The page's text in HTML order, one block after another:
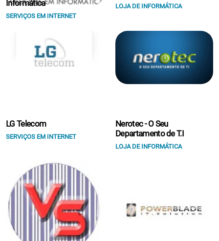
Informática
SERVIÇOS EM INTERNET
LOJA DE INFORMÁTICA
LG Telecom
SERVIÇOS EM INTERNET
Nerotec - O Seu
Departamento de T.I
LOJA DE INFORMÁTICA